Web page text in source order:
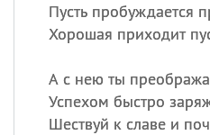
Пусть пробуждается
Хорошая приходит
А с нею ты
Успехом быстро
Шествуй к славе и